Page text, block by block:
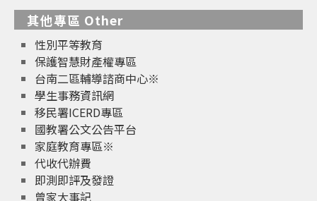
其他專區 Other
性別平等教育
保護智慧財產權專區
台南二區輔導諮商中心※
學生事務資訊網
移民署ICERD專區
國教署公文公告平台
家庭教育專區※
代收代辦費
即測即評及發證
曾家大事記